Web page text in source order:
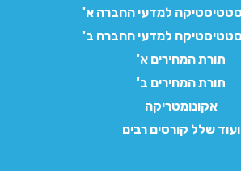
למדעי החברה א'
למדעי החברה ב'
תורת המחירים א'
תורת המחירים ב'
אקונומטריקה
ועוד שלל קורסים רבים